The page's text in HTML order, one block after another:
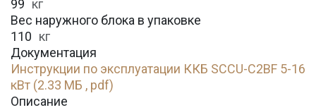
99 кг
Вес наружного блока в упаковке
110 кг
Документация
Инструкции по эксплуатации ККБ SCCU-C2BF 5-16
кВт (2.33 МБ , pdf)
Описание